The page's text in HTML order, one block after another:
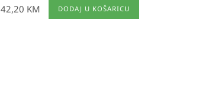
42,20 KM DODAJ U KOŠARICU